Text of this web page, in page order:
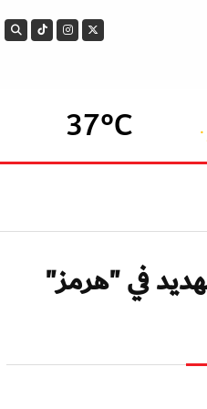
37°C
في "هرمز"